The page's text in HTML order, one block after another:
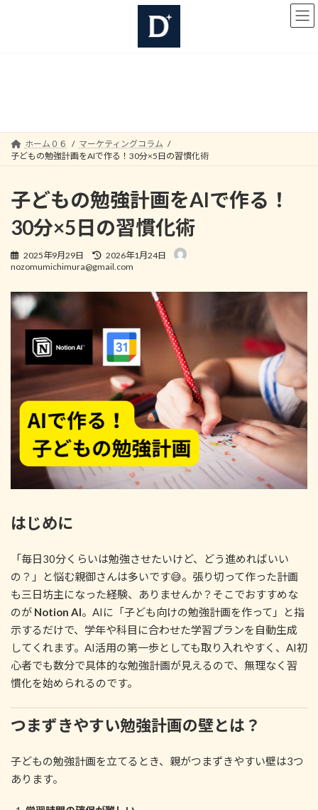
プ
動
ホーム０６
マーケティングコラム
子どもの勉強計画をAIで作る！30分×5日の習慣化術
子どもの勉強計画をAIで作る！
30分×5日の習慣化術
2025年9月29日
最
終
新
:
2026年1月24日
nozomumichimura@gmail.com
はじめに
「毎日30分くらいは勉強させたいけど、どう進めればいい
の？」と悩む親御さんは多いです😅。張り切って作った計画
も三日坊主になった経験、ありませんか？そこでおすすめな
のが Notion AI。AIに「子ども向けの勉強計画を作って」と指
示するだけで、学年や科目に合わせた学習プランを自動生成
してくれます。AI活用の第一歩としても取り入れやすく、AI初
心者でも数分で具体的な勉強計画が見えるので、無理なく習
慣化を始められるのです。
つまずきやすい勉強計画の壁とは？
子どもの勉強計画を立てるとき、親がつまずきやすい壁は3つ
あります。